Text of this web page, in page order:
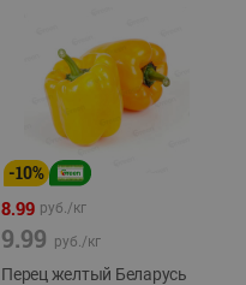
-10%
8.99 руб./кг
9.99 руб./кг
Перец желтый Беларусь